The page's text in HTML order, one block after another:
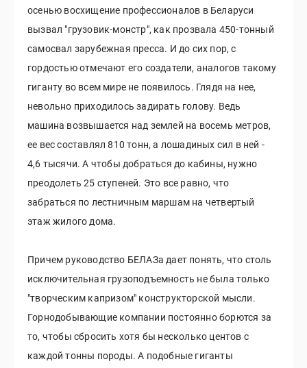
осенью восхищение профессионалов в Беларуси
вызвал "грузовик-монстр", как прозвала 450-тонный
самосвал зарубежная пресса. И до сих пор, с
гордостью отмечают его создатели, аналогов такому
гиганту во всем мире не появилось. Глядя на нее,
невольно приходилось задирать голову. Ведь
машина возвышается над землей на восемь метров,
ее вес составлял 810 тонн, а лошадиных сил в ней -
4,6 тысячи. А чтобы добраться до кабины, нужно
преодолеть 25 ступеней. Это все равно, что
забраться по лестничным маршам на четвертый
этаж жилого дома.
Причем руководство БЕЛАЗа дает понять, что столь
исключительная грузоподъемность не была только
"творческим капризом" конструкторской мысли.
Горнодобывающие компании постоянно борются за
то, чтобы сбросить хотя бы несколько центов с
каждой тонны породы. А подобные гиганты